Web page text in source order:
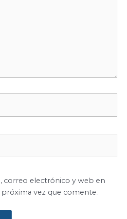
correo electrónico y web en
próxima vez que comente.